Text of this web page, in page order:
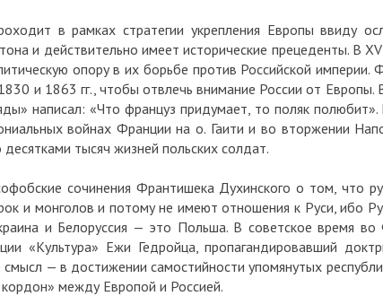
в рамках стратегии укрепления Европы ввиду
и действительно имеет исторические прецеденты. В
опору в их борьбе против Российской империи.
и 1863 гг., чтобы отвлечь внимание России от Европы.
написал: «Что француз придумает, то поляк
войнах Франции на о. Гаити и во вторжении
тысяч жизней польских солдат.
сочинения Франтишека Духинского о том, что
и монголов и потому не имеют отношения к Руси, ибо
и Белоруссия — это Польша. В советское время во
«Культура» Ежи Гедройца, пропагандировавший
— в достижении самостийности упомянутых
между Европой и Россией.